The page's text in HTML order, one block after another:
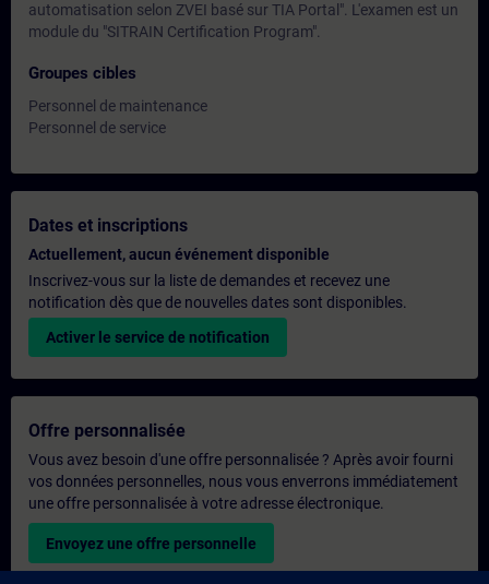
automatisation selon ZVEI basé sur TIA Portal". L'examen est un
module du "SITRAIN Certification Program".
Groupes cibles
Personnel de maintenance
Personnel de service
Dates et inscriptions
Actuellement, aucun événement disponible
Inscrivez-vous sur la liste de demandes et recevez une
notification dès que de nouvelles dates sont disponibles.
Activer le service de notification
Offre personnalisée
Vous avez besoin d'une offre personnalisée ? Après avoir fourni
vos données personnelles, nous vous enverrons immédiatement
une offre personnalisée à votre adresse électronique.
Envoyez une offre personnelle